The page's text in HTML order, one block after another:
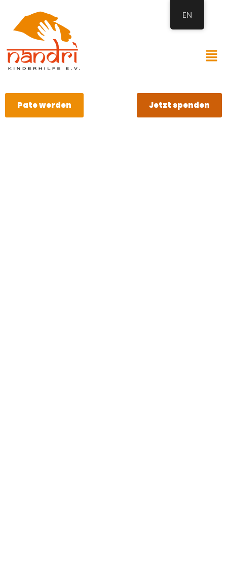
Pate werden Jetzt spenden
EN